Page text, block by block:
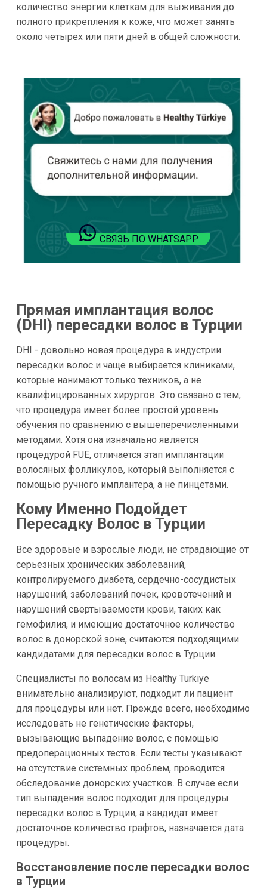
количество энергии клеткам для выживания до
полного прикрепления к коже, что может занять
около четырех или пяти дней в общей сложности.
СВЯЗЬ ПО WHATSAPP
Прямая имплантация волос
(DHI) пересадки волос в Турции
DHI - довольно новая процедура в индустрии
пересадки волос и чаще выбирается клиниками,
которые нанимают только техников, а не
квалифицированных хирургов. Это связано с тем,
что процедура имеет более простой уровень
обучения по сравнению с вышеперечисленными
методами. Хотя она изначально является
процедурой FUE, отличается этап имплантации
волосяных фолликулов, который выполняется с
помощью ручного имплантера, а не пинцетами.
Кому Именно Подойдет
Пересадку Волос в Турции
Все здоровые и взрослые люди, не страдающие от
серьезных хронических заболеваний,
контролируемого диабета, сердечно-сосудистых
нарушений, заболеваний почек, кровотечений и
нарушений свертываемости крови, таких как
гемофилия, и имеющие достаточное количество
волос в донорской зоне, считаются подходящими
кандидатами для пересадки волос в Турции.
Специалисты по волосам из Healthy Turkiye
внимательно анализируют, подходит ли пациент
для процедуры или нет. Прежде всего, необходимо
исследовать не генетические факторы,
вызывающие выпадение волос, с помощью
предоперационных тестов. Если тесты указывают
на отсутствие системных проблем, проводится
обследование донорских участков. В случае если
тип выпадения волос подходит для процедуры
пересадки волос в Турции, а кандидат имеет
достаточное количество графтов, назначается дата
процедуры.
Восстановление после пересадки волос
в Турции